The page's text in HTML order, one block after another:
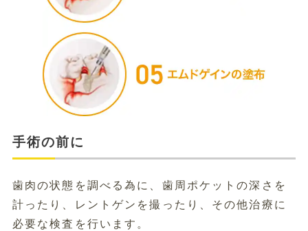
手術の前に
歯肉の状態を調べる為に、歯周ポケットの深さを
計ったり、レントゲンを撮ったり、その他治療に
必要な検査を行います。